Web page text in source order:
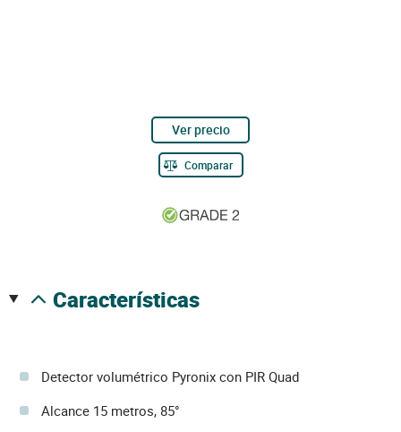
Ver precio
Comparar
características
Detector volumétrico Pyronix con PIR Quad
Alcance 15 metros, 85°